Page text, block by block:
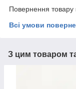
Повернення товару
Всі умови
З цим товаром